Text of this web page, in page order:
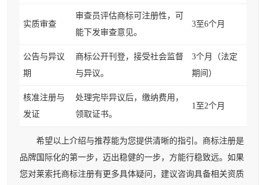
实质审查
审查员评估商标可注册性，可
能下发审查意见。
3至6个月
公告与异议
期
商标公开刊登，接受社会监督
与异议。
3个月（法定
期间）
核准注册与
发证
处理完毕异议后，缴纳费用，
领取证书。
1至2个月
希望以上介绍与推荐能为您提供清晰的指引。商标注册是
品牌国际化的第一步，迈出稳健的一步，方能行稳致远。如果
您对莱索托商标注册有更多具体疑问，建议咨询具备相关资质